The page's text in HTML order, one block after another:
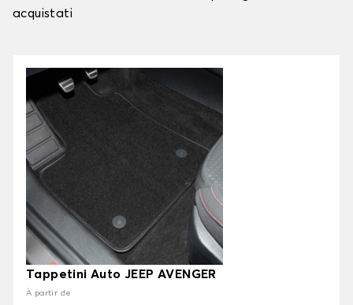
acquistati
Tappetini Auto JEEP AVENGER
À partir de